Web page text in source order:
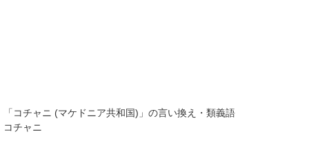
「 コチャニ (マケドニア共和国) 」の言い換え・類義語
コチャニ